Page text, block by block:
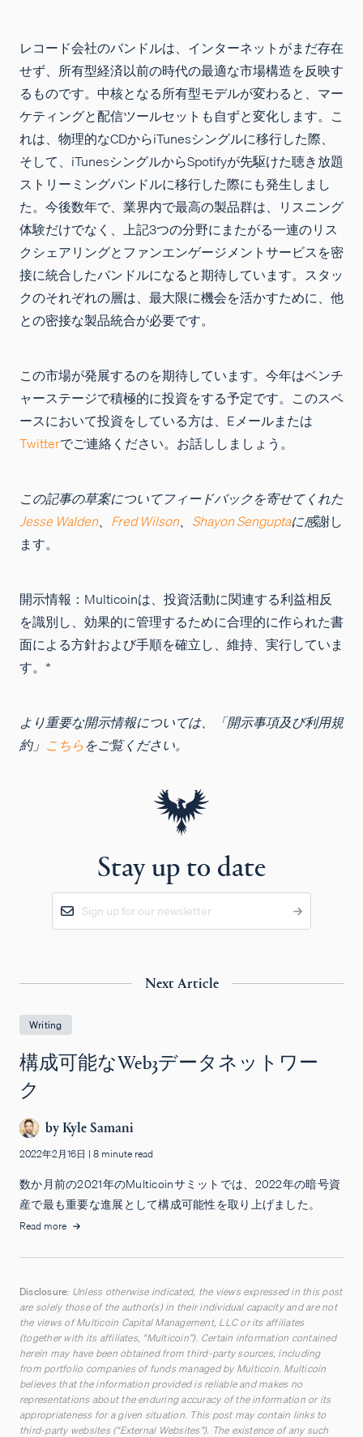
レコード会社のバンドルは、インターネットがまだ存在
せず、所有型経済以前の時代の最適な市場構造を反映す
るものです。中核となる所有型モデルが変わると、マー
ケティングと配信ツールセットも自ずと変化します。こ
れは、物理的なCDからiTunesシングルに移行した際、
そして、iTunesシングルからSpotifyが先駆けた聴き放題
ストリーミングバンドルに移行した際にも発生しまし
た。今後数年で、業界内で最高の製品群は、リスニング
体験だけでなく、上記3つの分野にまたがる一連のリス
クシェアリングとファンエンゲージメントサービスを密
接に統合したバンドルになると期待しています。スタッ
クのそれぞれの層は、最大限に機会を活かすために、他
との密接な製品統合が必要です。
この市場が発展するのを期待しています。今年はベンチ
ャーステージで積極的に投資をする予定です。このスペ
ースにおいて投資をしている方は、Eメールまたは
Twitterでご連絡ください。お話ししましょう。
この記事の草案についてフィードバックを寄せてくれた
Jesse Walden、 Fred Wilson、 Shayon Senguptaに感謝し
ます。
開示情報： Multicoinは、投資活動に関連する利益相反
を識別し、効果的に管理するために合理的に作られた書
面による方針および手順を確立し、維持、実行していま
す。*
より重要な開示情報については、「開示事項及び利用規
約」 こちらをご覧ください。
Stay up to date
Next Article
Writing
構成可能なWeb3データネットワー
ク
by Kyle Samani
2022年2月16日 | 8 minute read
数か月前の2021年のMulticoinサミットでは、2022年の暗号資
産で最も重要な進展として構成可能性を取り上げました。
Read more
Disclosure: Unless otherwise indicated, the views expressed in this post
are solely those of the author(s) in their individual capacity and are not
the views of Multicoin Capital Management, LLC or its affiliates
(together with its affiliates, “Multicoin”). Certain information contained
herein may have been obtained from third-party sources, including
from portfolio companies of funds managed by Multicoin. Multicoin
believes that the information provided is reliable and makes no
representations about the enduring accuracy of the information or its
appropriateness for a given situation. This post may contain links to
third-party websites (“External Websites”). The existence of any such